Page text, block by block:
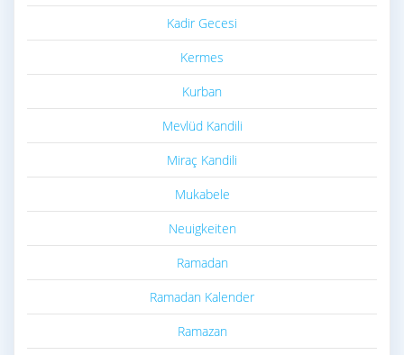
Kadir Gecesi
Kermes
Kurban
Mevlüd Kandili
Miraç Kandili
Mukabele
Neuigkeiten
Ramadan
Ramadan Kalender
Ramazan